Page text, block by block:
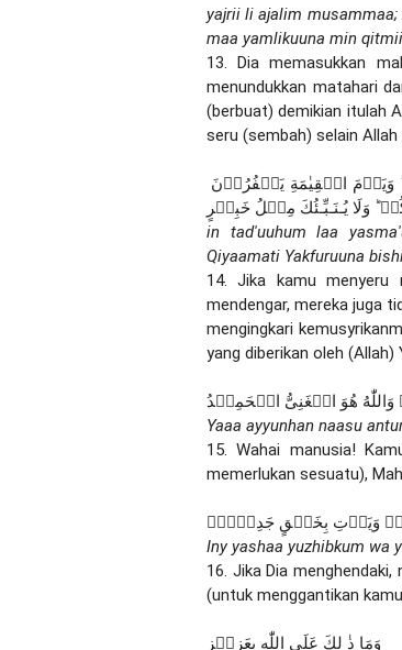
yajrii li ajalim
maa yamlikuuna min
13. Dia memasukkan
menundukkan matahari
(berbuat) demikian itulah
seru (sembah) selain
وَلَا يُـنَـبِّـئُكَ مِثۡلُ خَبِيۡرٍ
in tad'uuhum laa
Qiyaamati Yakfuruuna
14. Jika kamu menyeru
mendengar, mereka juga
mengingkari
yang diberikan oleh (Allah)
وَاللّٰهُ هُوَ الۡغَنِىُّ الۡحَمِيۡدُ
Yaaa ayyunhan naasu
15. Wahai manusia!
memerlukan sesuatu),
وَيَاۡتِ بِخَلۡقٍ جَدِيۡدٍۚ
Iny yashaa yuzhibkum wa
16. Jika Dia
(untuk menggantikan
وَمَا ذٰ لِكَ عَلَى اللّٰهِ بِعَزِيۡزٍ